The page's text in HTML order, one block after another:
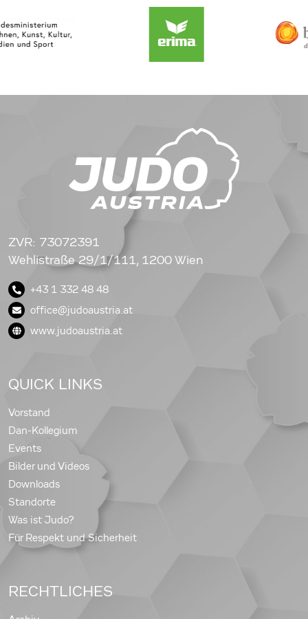
ZVR: 73072391
Wehlistraße 29/1/111, 1200 Wien
+43 1 332 48 48
office@judoaustria.at
www.judoaustria.at
QUICK LINKS
Vorstand
Dan-Kollegium
Events
Bilder und Videos
Downloads
Standorte
Was ist Judo?
Für Respekt und Sicherheit
RECHTLICHES